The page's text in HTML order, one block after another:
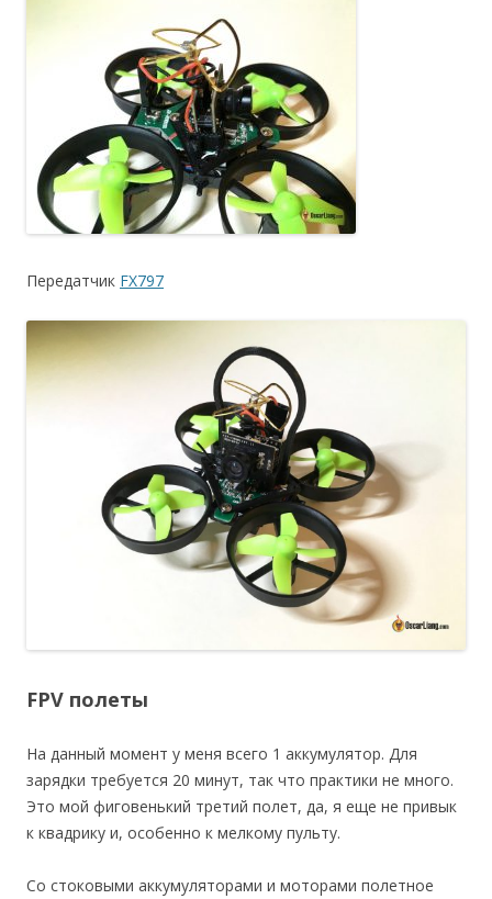
Передатчик FX797
FPV полеты
На данный момент у меня всего 1 аккумулятор. Для
зарядки требуется 20 минут, так что практики не много.
Это мой фиговенький третий полет, да, я еще не привык
к квадрику и, особенно к мелкому пульту.
Со стоковыми аккумуляторами и моторами полетное